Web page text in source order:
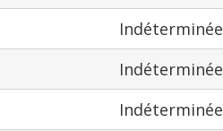
Indéterminée
Indéterminée
Indéterminée